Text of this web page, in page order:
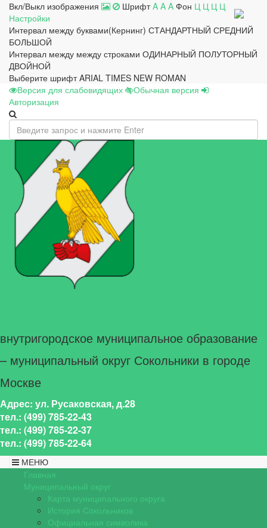
Вкл/Выкл изображения Шрифт A A A Фон Ц Ц Ц Ц
Настройки
Интервал между буквами(Кернинг) СТАНДАРТНЫЙ СРЕДНИЙ
БОЛЬШОЙ
Интервал между между строками ОДИНАРНЫЙ ПОЛУТОРНЫЙ
ДВОЙНОЙ
Выберите шрифтARIAL TIMES NEW ROMAN
Версия для слабовидящих
Обычная версия
Авторизация
внутригородское муниципальное образование
– муниципальный округ Сокольники в городе
Москве
Адрес: ул. Русаковская, д.28
тел.: (499) 785-22-43
тел.: (499) 785-22-37
тел.: (499) 785-22-64
МЕНЮ
Главная
Муниципальный округ
Карта муниципального округа
История Сокольников
Официальная символика